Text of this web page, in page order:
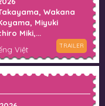
Wakana
Miyuki
Miki,...
Việt
TRAILER